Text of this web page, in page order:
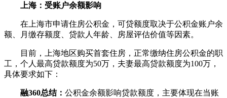
上海：受账户余额影响
在上海市申请住房公积金，可贷额度取决于公积金账户余
额、月缴存额度、贷款人年龄、房屋评估价值等因素。
目前，上海地区购买首套住房，正常缴纳住房公积金的职
工，个人最高贷款额度为50万，夫妻最高贷款额度为100万，
具体要求如下：
融360总结： 公积金余额影响贷款额度，主要体现在当账